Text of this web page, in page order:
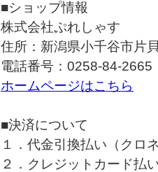
■ショップ情報
株式会社ぷれしゃす
住所：新潟県小千谷市片
電話番号：0258-84-2665
ホームページはこちら
■決済について
１．代金引換払い（クロ
２．クレジットカード払